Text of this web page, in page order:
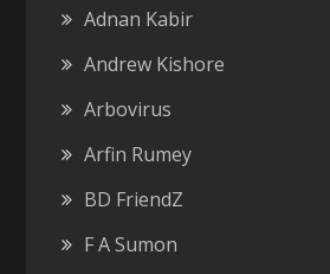
Adnan Kabir
Andrew Kishore
Arbovirus
Arfin Rumey
BD FriendZ
F A Sumon